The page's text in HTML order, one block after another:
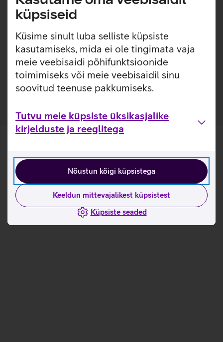
küpsiseid
Küsime sinult luba selliste küpsiste
kasutamiseks, mida ei ole tingimata vaja
meie veebisaidi põhifunktsioonide
toimimiseks või meie veebisaidil sinu
soovitud teenuse pakkumiseks.
Tutvu meie küpsiste üksikasjalike
kirjelduste ja reeglitega
Nõustun kõigi küpsistega
Keeldun mittevajalikest küpsistest
Küpsiste seaded
lihtsaks. Ümbrisega on võimalik kasutada Qi juhtmevaba
laadimist ilma seda eemaldamata. Lisaks saab ümbrise
Ümbris, mis ei muuda värvi ega muutu kollaseks. 1-
aastane garantii tootja poolt.
Ümbris on valmistatud 100% taaskasutatud
materjalidest.